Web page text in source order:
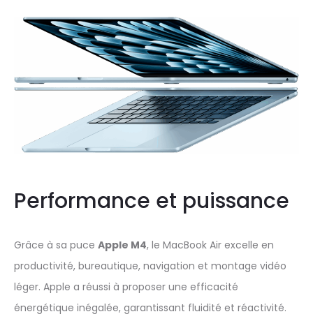
Performance et puissance
Grâce à sa puce Apple M4, le MacBook Air excelle en
productivité, bureautique, navigation et montage vidéo
léger. Apple a réussi à proposer une efficacité
énergétique inégalée, garantissant fluidité et réactivité.